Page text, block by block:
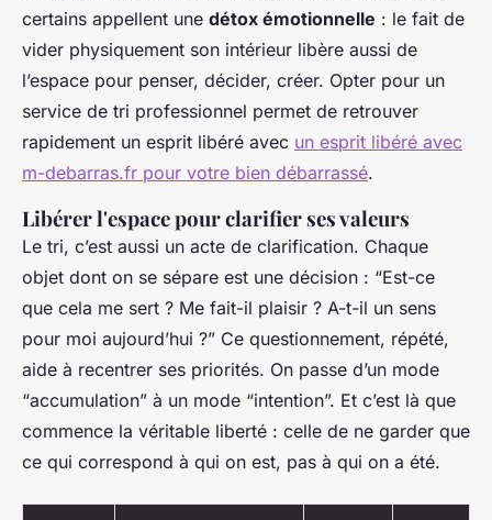
certains appellent une détox émotionnelle : le fait de
vider physiquement son intérieur libère aussi de
l’espace pour penser, décider, créer. Opter pour un
service de tri professionnel permet de retrouver
rapidement un esprit libéré avec un esprit libéré avec
m-debarras.fr pour votre bien débarrassé.
Libérer l'espace pour clarifier ses valeurs
Le tri, c’est aussi un acte de clarification. Chaque
objet dont on se sépare est une décision : “Est-ce
que cela me sert ? Me fait-il plaisir ? A-t-il un sens
pour moi aujourd’hui ?” Ce questionnement, répété,
aide à recentrer ses priorités. On passe d’un mode
“accumulation” à un mode “intention”. Et c’est là que
commence la véritable liberté : celle de ne garder que
ce qui correspond à qui on est, pas à qui on a été.